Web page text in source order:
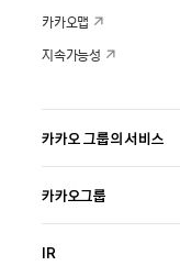
카카오맵
지속가능성
카카오 그룹의 서비스
카카오그룹
IR